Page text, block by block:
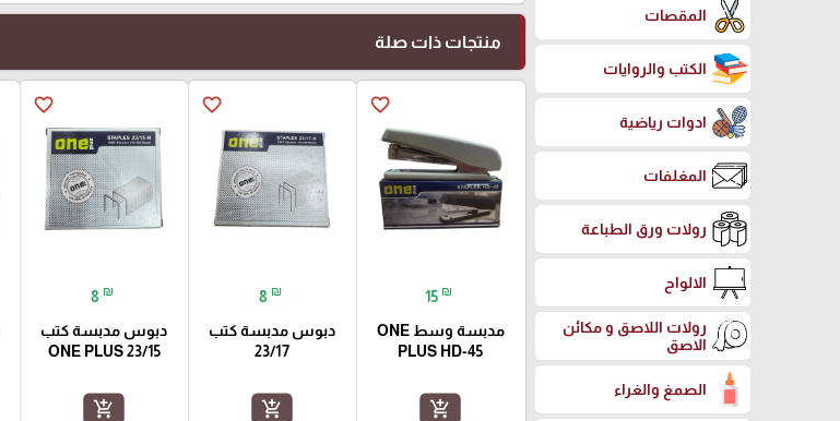
المقصات
الكتب والروايات
ادوات رياضية
المغلفات
رولات ورق الطباعة
الالواح
رولات اللاصق و مكائن
الاصق
الصمغ والغراء
منتجات ذات صلة
favorite_border
15 ₪
مدبسة وسط ONE
PLUS HD-45
add_shopping_cart
favorite_border
8 ₪
دبوس مدبسة كتب
23/17
add_shopping_cart
favorite_border
8 ₪
دبوس مدبسة كتب
23/15 ONE PLUS
add_shopping_cart